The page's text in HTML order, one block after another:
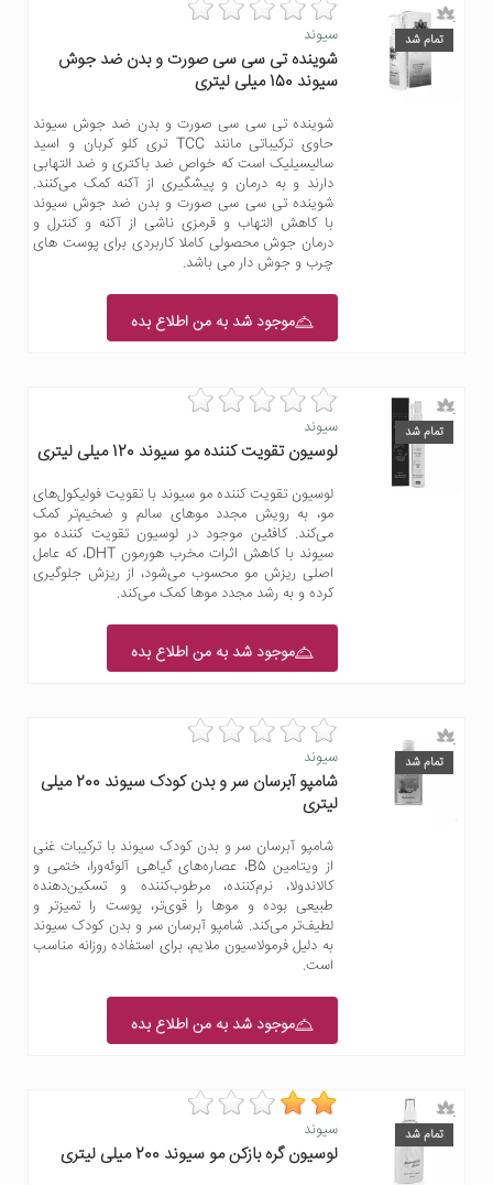
تمام شد سیوند
شوینده تی سی سی صورت و بدن ضد جوش
سیوند 150 میلی لیتری
شوینده تی سی سی صورت و بدن ضد جوش سیوند
حاوی ترکیباتی مانند TCC تری کلو کربان و اسید
سالیسیلیک است که خواص ضد باکتری و ضد التهابی
دارند و به درمان و پیشگیری از آکنه کمک می‌کنند.
شوینده تی سی سی صورت و بدن ضد جوش سیوند
با کاهش التهاب و قرمزی ناشی از آکنه و کنترل و
درمان جوش محصولی کاملا کاربردی برای پوست های
چرب و جوش دار می باشد.
موجود شد به من اطلاع بده
تمام شد سیوند
لوسیون تقویت کننده مو سیوند 120 میلی لیتری
لوسیون تقویت کننده مو سیوند با تقویت فولیکول‌های
مو، به رویش مجدد موهای سالم و ضخیم‌تر کمک
می‌کند. کافئین موجود در لوسیون تقویت کننده مو
سیوند با کاهش اثرات مخرب هورمون DHT، که عامل
اصلی ریزش مو محسوب می‌شود، از ریزش جلوگیری
کرده و به رشد مجدد موها کمک می‌کند.
موجود شد به من اطلاع بده
تمام شد سیوند
شامپو آبرسان سر و بدن کودک سیوند 200 میلی
لیتری
شامپو آبرسان سر و بدن کودک سیوند با ترکیبات غنی
از ویتامین B5، عصاره‌های گیاهی آلوئه‌ورا، ختمی و
کالاندولا، نرم‌کننده، مرطوب‌کننده و تسکین‌دهنده
طبیعی بوده و موها را قوی‌تر، پوست را تمیز‌تر و
لطیف‌تر می‌کند. شامپو آبرسان سر و بدن کودک سیوند
به دلیل فرمولاسیون ملایم، برای استفاده روزانه مناسب
است.
موجود شد به من اطلاع بده
تمام شد سیوند
لوسیون گره بازکن مو سیوند 200 میلی لیتری